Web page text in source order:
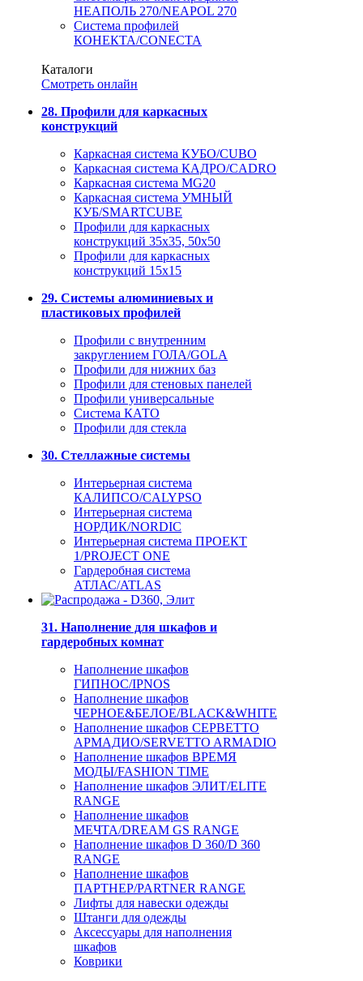
НЕАПОЛЬ 270/NEAPOL 270
Система профилей
КОНЕКТА/CONECTA
Каталоги
Смотреть онлайн
28. Профили для каркасных
конструкций
Каркасная система КУБО/CUBO
Каркасная система КАДРО/CADRO
Каркасная система MG20
Каркасная система УМНЫЙ
КУБ/SMARTCUBE
Профили для каркасных
конструкций 35x35, 50x50
Профили для каркасных
конструкций 15х15
29. Системы алюминиевых и
пластиковых профилей
Профили с внутренним
закруглением ГОЛА/GOLA
Профили для нижних баз
Профили для стеновых панелей
Профили универсальные
Система КАТО
Профили для стекла
30. Стеллажные системы
Интерьерная система
КАЛИПСО/CALYPSO
Интерьерная система
НОРДИК/NORDIC
Интерьерная система ПРОЕКТ
1/PROJECT ONE
Гардеробная система
АТЛАС/ATLAS
31. Наполнение для шкафов и
гардеробных комнат
Наполнение шкафов
ГИПНОС/IPNOS
Наполнение шкафов
ЧЕРНОЕ&БЕЛОЕ/BLACK&WHITE
Наполнение шкафов СЕРВЕТТО
АРМАДИО/SERVETTO ARMADIO
Наполнение шкафов ВРЕМЯ
МОДЫ/FASHION TIME
Наполнение шкафов ЭЛИТ/ELITE
RANGE
Наполнение шкафов
МЕЧТА/DREAM GS RANGE
Наполнение шкафов D 360/D 360
RANGE
Наполнение шкафов
ПАРТНЕР/PARTNER RANGE
Лифты для навески одежды
Штанги для одежды
Аксессуары для наполнения
шкафов
Коврики